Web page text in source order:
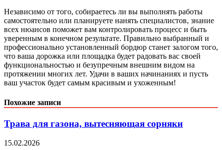
Независимо от того, собираетесь ли вы выполнять работы
самостоятельно или планируете нанять специалистов, знание
всех нюансов поможет вам контролировать процесс и быть
уверенным в конечном результате. Правильно выбранный и
профессионально установленный бордюр станет залогом того,
что ваша дорожка или площадка будет радовать вас своей
функциональностью и безупречным внешним видом на
протяжении многих лет. Удачи в ваших начинаниях и пусть
ваш участок будет самым красивым и ухоженным!
Похожие записи
Трава для газона, вытесняющая сорняки
15.02.2026